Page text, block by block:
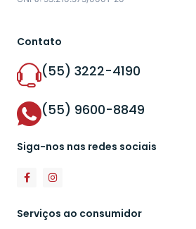
Contato
(55) 3222-4190
(55) 9600-8849
Siga-nos nas redes sociais
Serviços ao consumidor